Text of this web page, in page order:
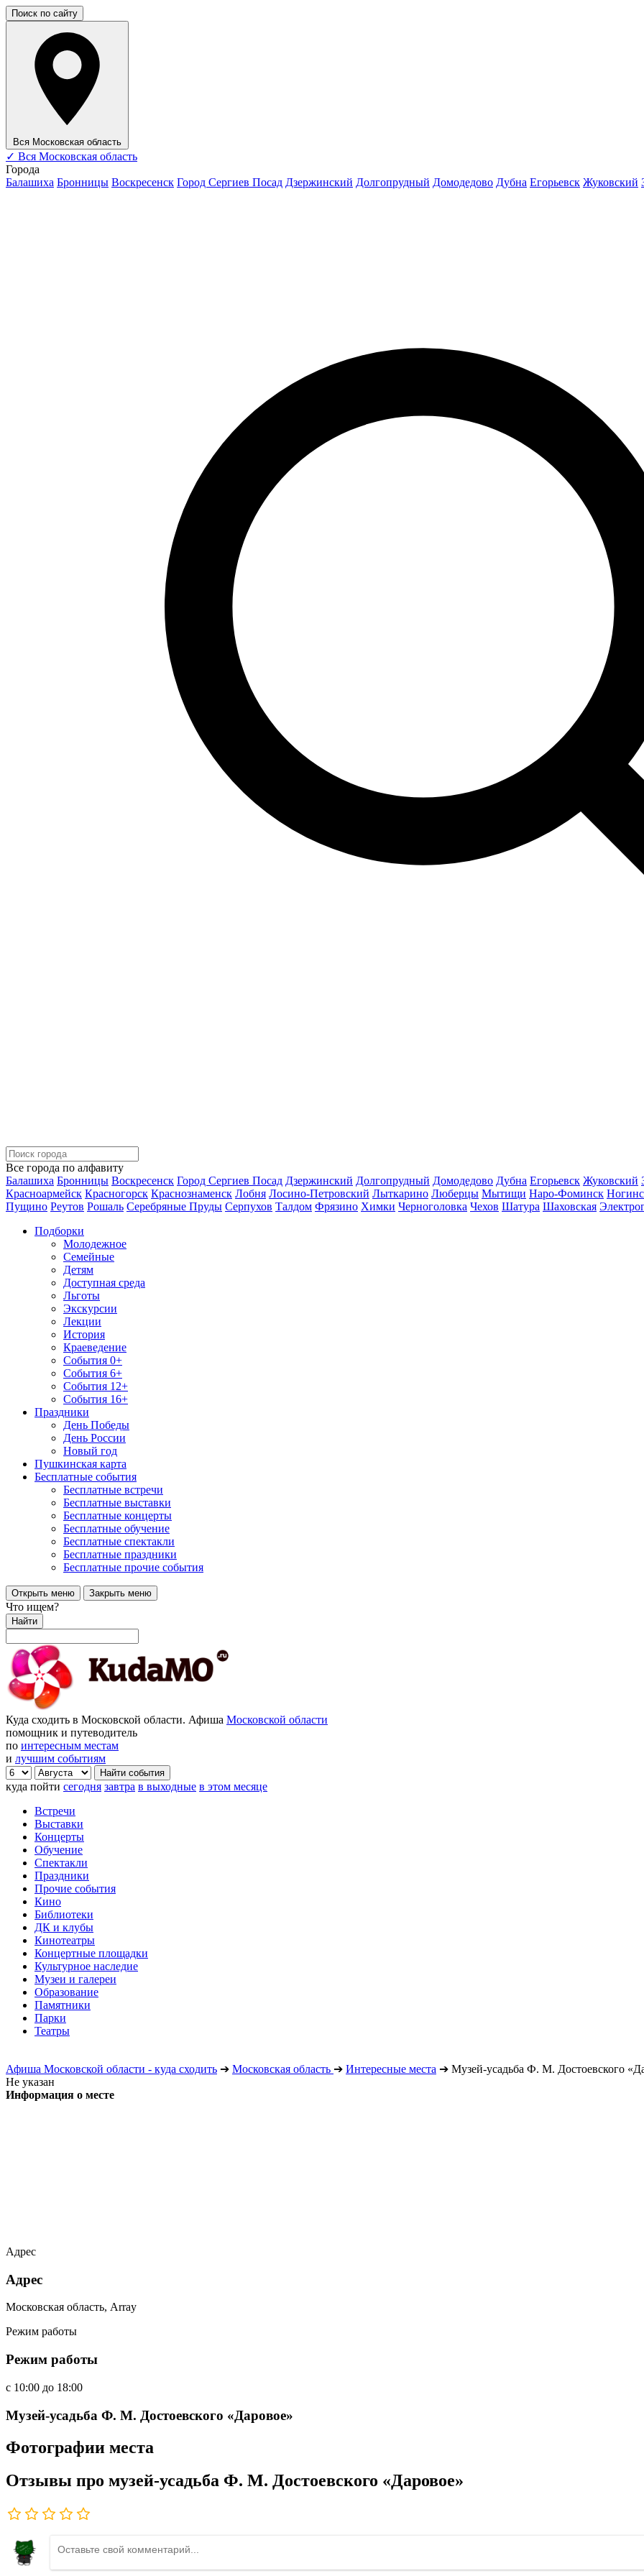
Поиск по сайту
Вся Московская область
✓ Вся Московская область
Города
Балашиха Бронницы Воскресенск Город Сергиев Посад Дзержинский Долгопрудный Домодедово Дубна Егорьевск Жуковский
Все города по алфавиту
Балашиха Бронницы Воскресенск Город Сергиев Посад Дзержинский Долгопрудный Домодедово Дубна Егорьевск Жуковский
Красноармейск Красногорск Краснознаменск Лобня Лосино-Петровский Лыткарино Люберцы Мытищи Наро-Фоминск
Пущино Реутов Рошаль Серебряные Пруды Серпухов Талдом Фрязино Химки Черноголовка Чехов Шатура Шаховская
Подборки
Молодежное
Семейные
Детям
Доступная среда
Льготы
Экскурсии
Лекции
История
Краеведение
События 0+
События 6+
События 12+
События 16+
Праздники
День Победы
День России
Новый год
Пушкинская карта
Бесплатные события
Бесплатные встречи
Бесплатные выставки
Бесплатные концерты
Бесплатные обучение
Бесплатные спектакли
Бесплатные праздники
Бесплатные прочие события
Открыть меню Закрыть меню
Что ищем?
Найти
Куда сходить в Московской области. Афиша Московской области
помощник и путеводитель
по интересным местам
и лучшим событиям
куда пойти сегодня завтра в выходные в этом месяце
Встречи
Выставки
Концерты
Обучение
Спектакли
Праздники
Прочие события
Кино
Библиотеки
ДК и клубы
Кинотеатры
Концертные площадки
Культурное наследие
Музеи и галереи
Образование
Памятники
Парки
Театры
Афиша Московской области - куда сходить ➔ Московская область ➔ Интересные места ➔ Музей-усадьба Ф. М. Достоевского
Не указан
Информация о месте
Адрес
Адрес
Московская область, Array
Режим работы
Режим работы
c 10:00 до 18:00
Музей-усадьба Ф. М. Достоевского «Даровое»
Фотографии места
Отзывы про музей-усадьба Ф. М. Достоевского «Даровое»